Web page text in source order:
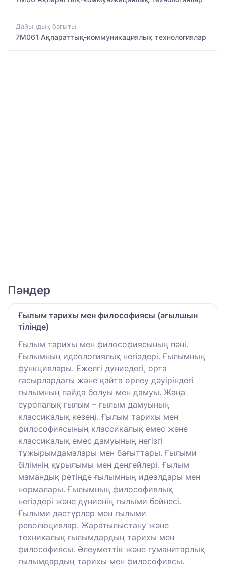
Дайындық бағыты
7M061 Ақпараттық-коммуникациялық технологиялар
Пәндер
Ғылым тарихы мен философиясы (ағылшын
тілінде)
Ғылым тарихы мен философиясының пәні.
Ғылымның идеологиялық негіздері. Ғылымның
функциялары. Ежелгі дүниедегі, орта
ғасырлардағы және қайта өрлеу дәуіріндегі
ғылымның пайда болуы мен дамуы. Жаңа
еуропалық ғылым – ғылым дамуының
классикалық кезеңі. Ғылым тарихы мен
философиясының классикалық емес және
классикалық емес дамуының негізгі
тұжырымдамалары мен бағыттары. Ғылыми
білімнің құрылымы мен деңгейлері. Ғылым
мамандық ретінде ғылымның идеалдары мен
нормалары. Ғылымның философиялық
негіздері және дүниенің ғылыми бейнесі.
Ғылыми дәстүрлер мен ғылыми
революциялар. Жаратылыстану және
техникалық ғылымдардың тарихы мен
философиясы. Әлеуметтік және гуманитарлық
ғылымдардың тарихы мен философиясы.